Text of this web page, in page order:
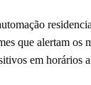
que alertam os
em horários